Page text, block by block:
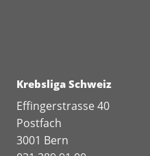
Krebsliga Schweiz
Effingerstrasse 40
Postfach
3001 Bern